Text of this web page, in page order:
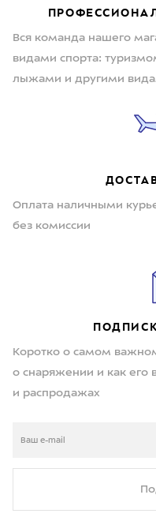
Вся команда нашего
видами спорта:
лыжами и другими
Оплата наличными
без комиссии
Коротко о самом
о снаряжении и как его
и распродажах